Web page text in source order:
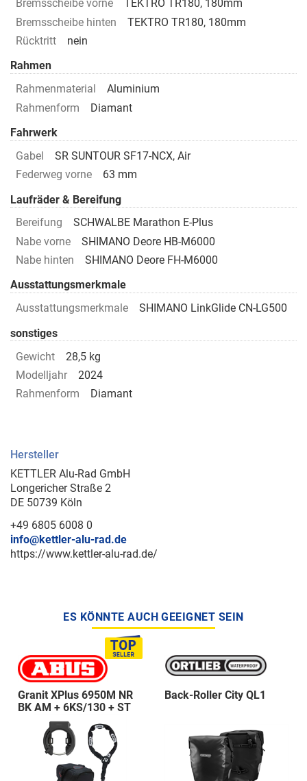
Bremsscheibe vorne
TEKTRO TR180, 180mm
Bremsscheibe hinten
TEKTRO TR180, 180mm
Rücktritt
nein
Rahmen
Rahmenmaterial
Aluminium
Rahmenform
Diamant
Fahrwerk
Gabel
SR SUNTOUR SF17-NCX, Air
Federweg vorne
63 mm
Laufräder & Bereifung
Bereifung
SCHWALBE Marathon E-Plus
Nabe vorne
SHIMANO Deore HB-M6000
Nabe hinten
SHIMANO Deore FH-M6000
Ausstattungsmerkmale
Ausstattungsmerkmale
SHIMANO LinkGlide CN-LG500
sonstiges
Gewicht
28,5 kg
Modelljahr
2024
Rahmenform
Diamant
Hersteller
KETTLER Alu-Rad GmbH
Longericher Straße 2
DE 50739 Köln
+49 6805 6008 0
info@kettler-alu-rad.de
https://www.kettler-alu-rad.de/
ES KÖNNTE AUCH GEEIGNET SEIN
Granit XPlus 6950M NR
BK AM + 6KS/130 + ST
Back-Roller City QL1